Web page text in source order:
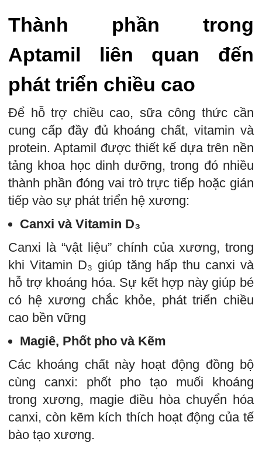
Thành phần trong
Aptamil liên quan đến
phát triển chiều cao
Để hỗ trợ chiều cao, sữa công thức cần
cung cấp đầy đủ khoáng chất, vitamin và
protein. Aptamil được thiết kế dựa trên nền
tảng khoa học dinh dưỡng, trong đó nhiều
thành phần đóng vai trò trực tiếp hoặc gián
tiếp vào sự phát triển hệ xương:
Canxi và Vitamin D₃
Canxi là “vật liệu” chính của xương, trong
khi Vitamin D₃ giúp tăng hấp thu canxi và
hỗ trợ khoáng hóa. Sự kết hợp này giúp bé
có hệ xương chắc khỏe, phát triển chiều
cao bền vững
Magiê, Phốt pho và Kẽm
Các khoáng chất này hoạt động đồng bộ
cùng canxi: phốt pho tạo muối khoáng
trong xương, magie điều hòa chuyển hóa
canxi, còn kẽm kích thích hoạt động của tế
bào tạo xương.